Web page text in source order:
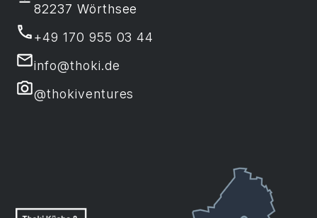
82237 Wörthsee
+49 170 955 03 44
info@thoki.de
@thokiventures